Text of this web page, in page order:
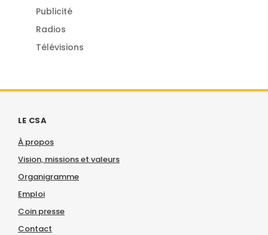
Publicité
Radios
Télévisions
LE CSA
À propos
Vision, missions et valeurs
Organigramme
Emploi
Coin presse
Contact